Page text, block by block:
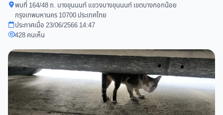
พบที่ 164/48 ถ. บางขุนนนท์ แขวงบางขุนนนท์ เขตบางกอกน้อย
กรุงเทพมหานคร 10700 ประเทศไทย
ประกาศเมื่อ 23/06/2566 14:47
428 คนเห็น